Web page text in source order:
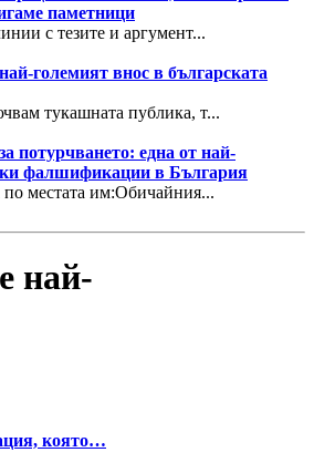
паметници
с тезите и аргумент...
големият внос в българската
тукашната публика, т...
потурчването: една от най-
фалшификации в България
местата им:Обичайния...
най-
която…